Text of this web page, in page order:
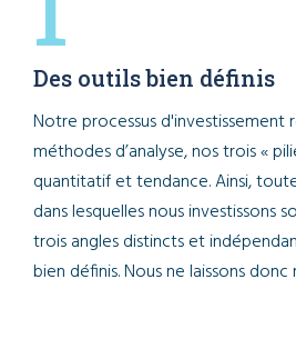
Des outils bien définis
Notre processus d'investissement
méthodes d’analyse, nos trois «
quantitatif et tendance. Ainsi,
dans lesquelles nous investissons
trois angles distincts et
bien définis. Nous ne laissons donc